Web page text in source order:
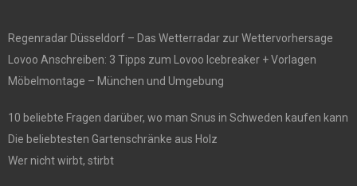
Regenradar Düsseldorf – Das Wetterradar zur Wettervorhersage
Lovoo Anschreiben: 3 Tipps zum Lovoo Icebreaker + Vorlagen
Möbelmontage – München und Umgebung
10 beliebte Fragen darüber, wo man Snus in Schweden kaufen kann
Die beliebtesten Gartenschränke aus Holz
Wer nicht wirbt, stirbt